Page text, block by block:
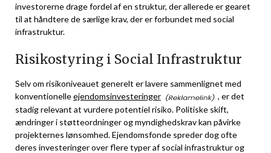
investorerne drage fordel af en struktur, der allerede er gearet
til at håndtere de særlige krav, der er forbundet med social
infrastruktur.
Risikostyring i Social Infrastruktur
Selv om risikoniveauet generelt er lavere sammenlignet med
konventionelleejendomsinvesteringer
, er det
stadig relevant at vurdere potentiel risiko. Politiske skift,
ændringer i støtteordninger og myndighedskrav kan påvirke
projekternes lønsomhed. Ejendomsfonde spreder dog ofte
deres investeringer over flere typer af social infrastruktur og